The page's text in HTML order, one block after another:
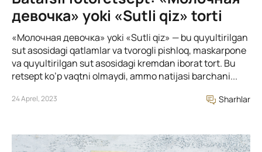
девочка» yoki «Sutli qiz» torti
«Молочная девочка» yoki «Sutli qiz» — bu quyultirilgan
sut asosidagi qatlamlar va tvorogli pishloq, maskarpone
va quyultirilgan sut asosidagi kremdan iborat tort. Bu
retsept ko’p vaqtni olmaydi, ammo natijasi barchani...
24 Aprel, 2023 Sharhlar